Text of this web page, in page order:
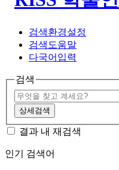
검색환경설정
검색도움말
다국어입력
검색
상세검색
결과 내 재검색
인기 검색어